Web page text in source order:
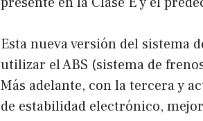
Esta nueva versión del sistema
utilizar el ABS (sistema de
Más adelante, con la tercera y
de estabilidad electrónico,